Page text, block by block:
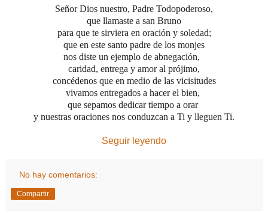
Señor Dios nuestro, Padre Todopoderoso,
que llamaste a san Bruno
para que te sirviera en oración y soledad;
que en este santo padre de los monjes
nos diste un ejemplo de abnegación,
caridad, entrega y amor al prójimo,
concédenos que en medio de las vicisitudes
vivamos entregados a hacer el bien,
que sepamos dedicar tiempo a orar
y nuestras oraciones nos conduzcan a Ti y lleguen Ti.
Seguir leyendo
No hay comentarios:
Compartir